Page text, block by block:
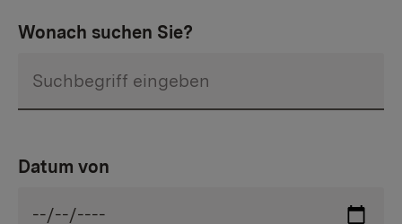
Wonach suchen Sie?
Datum von